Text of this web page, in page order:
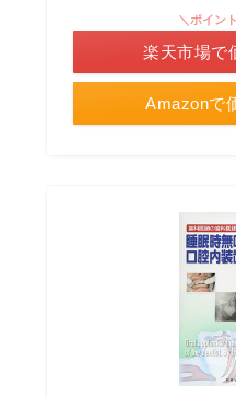
Amazonで
＼ポイン
楽天市場で